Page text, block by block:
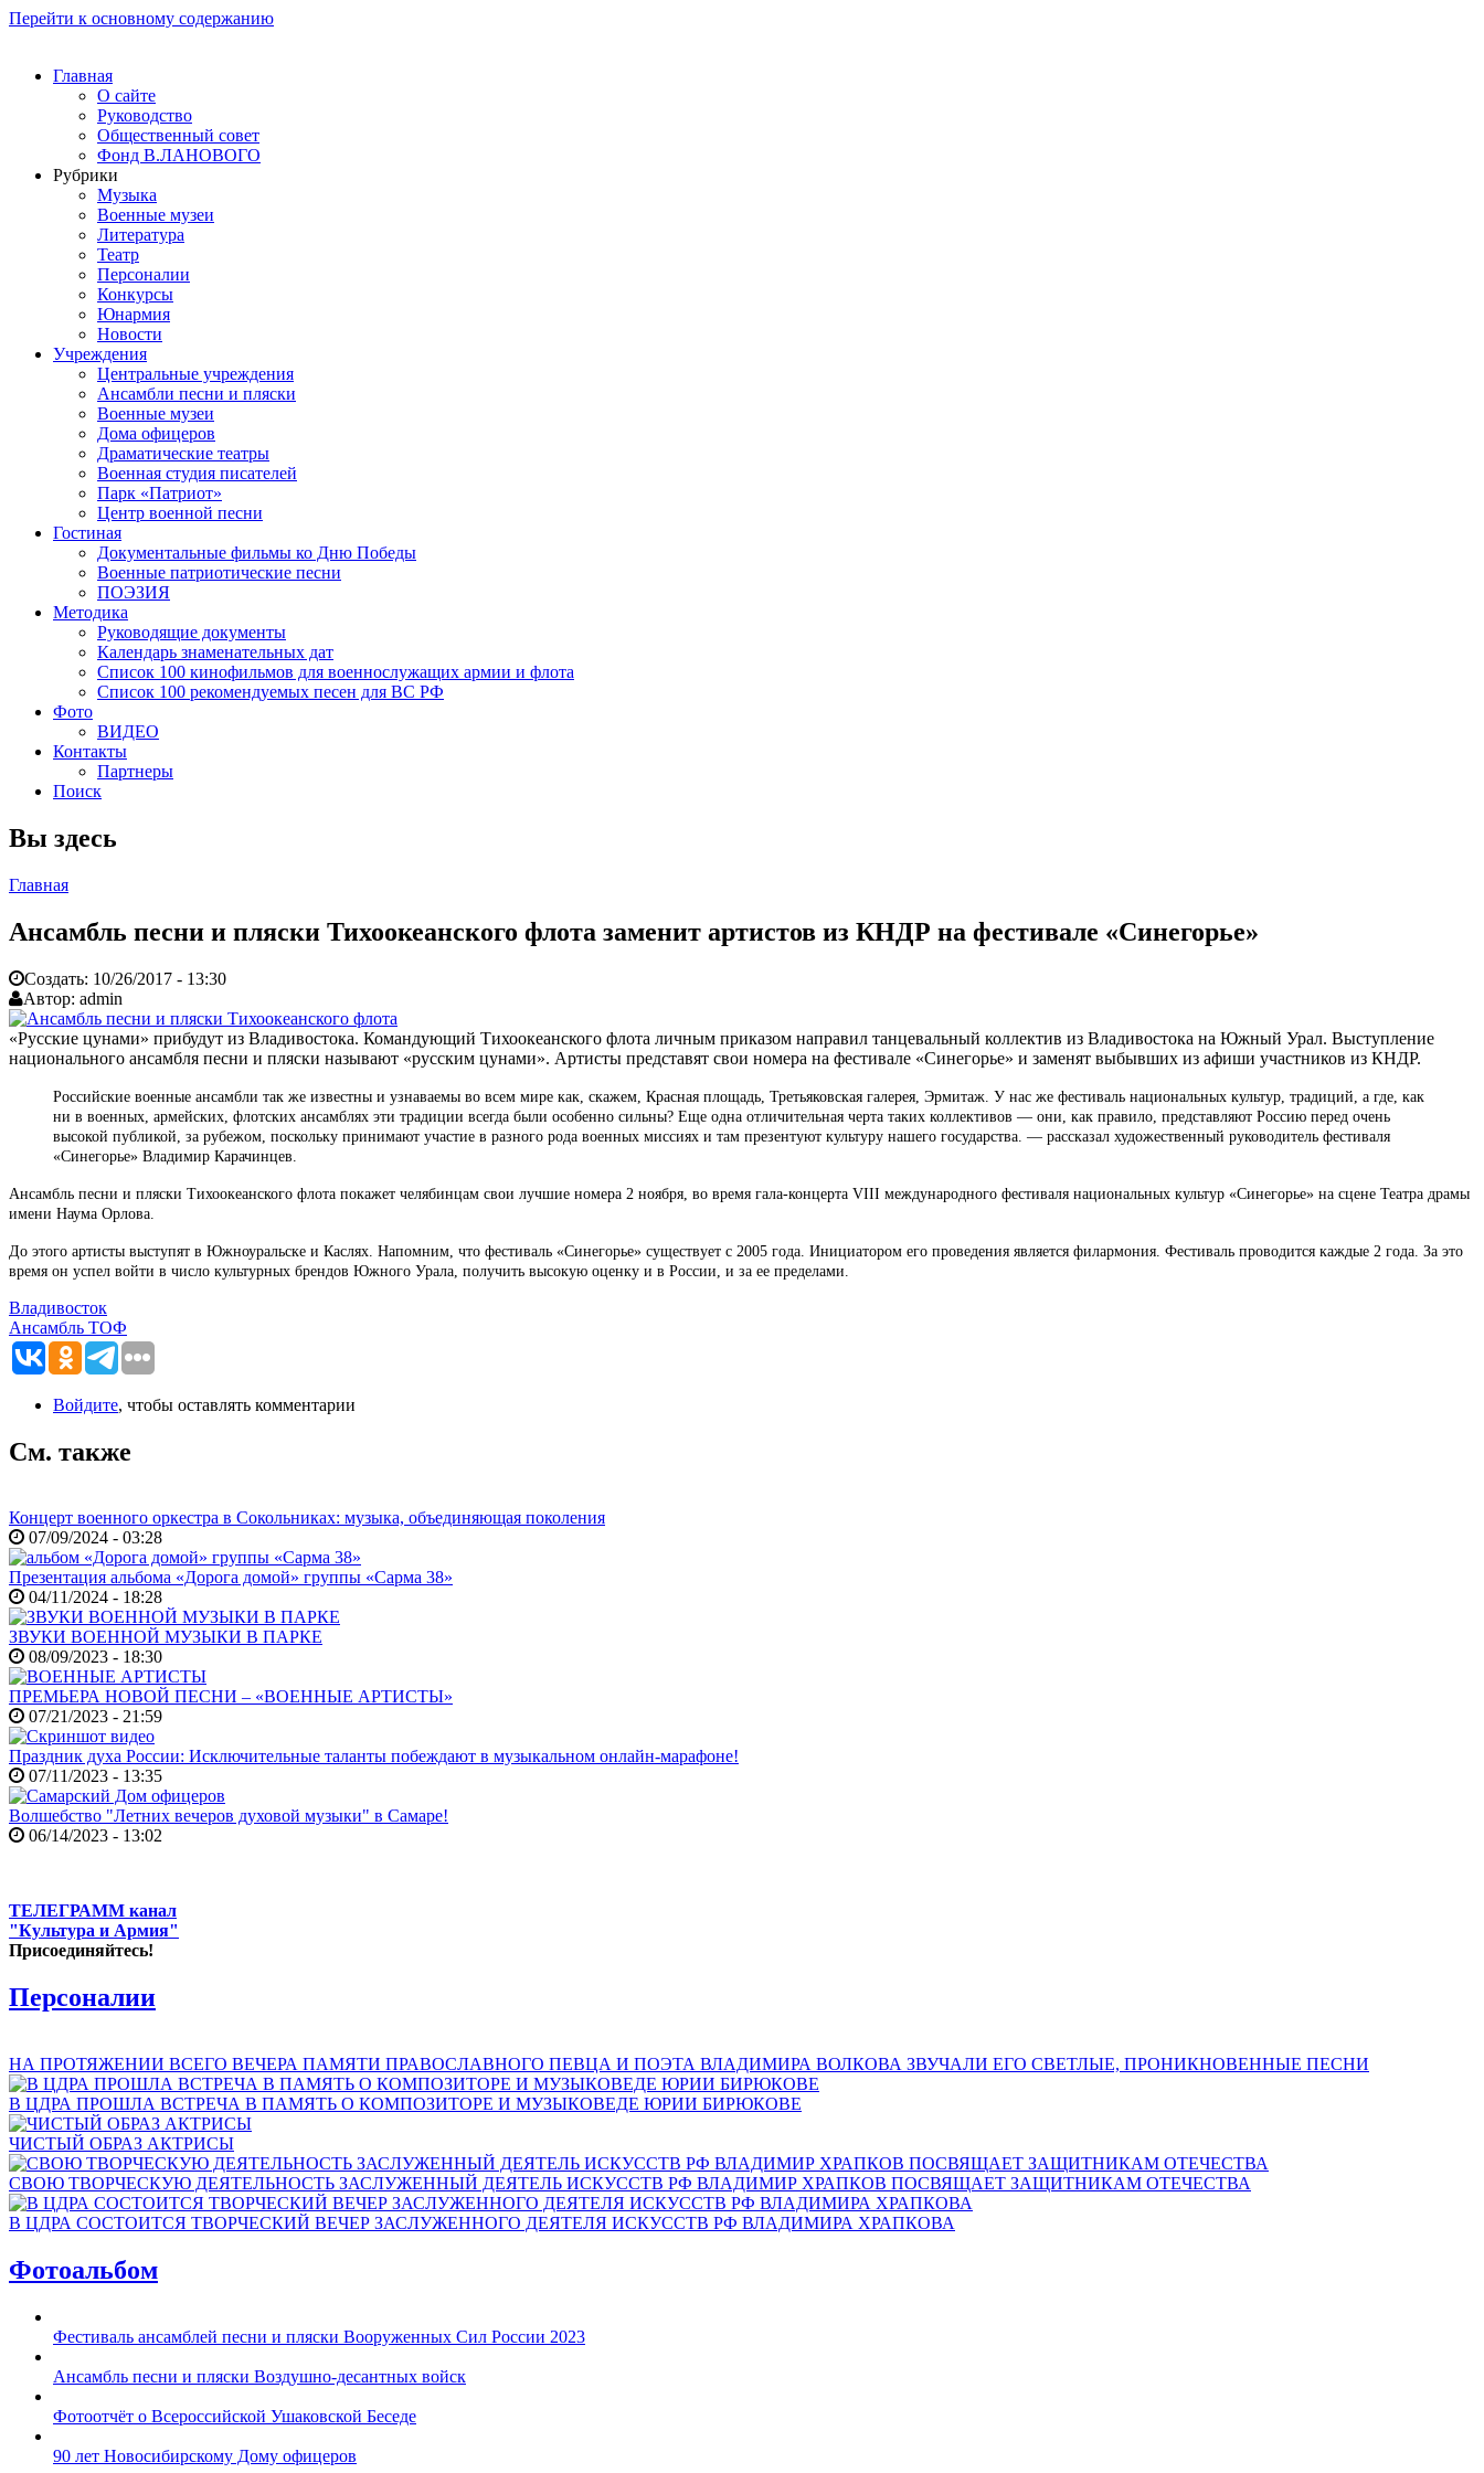
Перейти к основному содержанию
Главная
О сайте
Руководство
Общественный совет
Фонд В.ЛАНОВОГО
Рубрики
Музыка
Военные музеи
Литература
Театр
Персоналии
Конкурсы
Юнармия
Новости
Учреждения
Центральные учреждения
Ансамбли песни и пляски
Военные музеи
Дома офицеров
Драматические театры
Военная студия писателей
Парк «Патриот»
Центр военной песни
Гостиная
Документальные фильмы ко Дню Победы
Военные патриотические песни
ПОЭЗИЯ
Методика
Руководящие документы
Календарь знаменательных дат
Список 100 кинофильмов для военнослужащих армии и флота
Список 100 рекомендуемых песен для ВС РФ
Фото
ВИДЕО
Контакты
Партнеры
Поиск
Вы здесь
Главная
Ансамбль песни и пляски Тихоокеанского флота заменит артистов из КНДР на фестивале «Синегорье»
Создать: 10/26/2017 - 13:30
Автор: admin
«Русские цунами» прибудут из Владивостока. Командующий Тихоокеанского флота личным приказом направил танцевальный коллектив из Владивостока на Южный Урал. Выступление
национального ансамбля песни и пляски называют «русским цунами». Артисты представят свои номера на фестивале «Синегорье» и заменят выбывших из афиши участников из КНДР.
Российские военные ансамбли так же известны и узнаваемы во всем мире как, скажем, Красная площадь, Третьяковская галерея, Эрмитаж. У нас же фестиваль национальных культур, традиций, а где, как
ни в военных, армейских, флотских ансамблях эти традиции всегда были особенно сильны? Еще одна отличительная черта таких коллективов — они, как правило, представляют Россию перед очень
высокой публикой, за рубежом, поскольку принимают участие в разного рода военных миссиях и там презентуют культуру нашего государства. — рассказал художественный руководитель фестиваля
«Синегорье» Владимир Карачинцев.
Ансамбль песни и пляски Тихоокеанского флота покажет челябинцам свои лучшие номера 2 ноября, во время гала-концерта VIII международного фестиваля национальных культур «Синегорье» на сцене Театра драмы
имени Наума Орлова.
До этого артисты выступят в Южноуральске и Каслях. Напомним, что фестиваль «Синегорье» существует с 2005 года. Инициатором его проведения является филармония. Фестиваль проводится каждые 2 года. За это
время он успел войти в число культурных брендов Южного Урала, получить высокую оценку и в России, и за ее пределами.
Владивосток
Ансамбль ТОФ
Войдите, чтобы оставлять комментарии
См. также
Концерт военного оркестра в Сокольниках: музыка, объединяющая поколения
07/09/2024 - 03:28
Презентация альбома «Дорога домой» группы «Сарма 38»
04/11/2024 - 18:28
ЗВУКИ ВОЕННОЙ МУЗЫКИ В ПАРКЕ
08/09/2023 - 18:30
ПРЕМЬЕРА НОВОЙ ПЕСНИ – «ВОЕННЫЕ АРТИСТЫ»
07/21/2023 - 21:59
Праздник духа России: Исключительные таланты побеждают в музыкальном онлайн-марафоне!
07/11/2023 - 13:35
Волшебство "Летних вечеров духовой музыки" в Самаре!
06/14/2023 - 13:02
ТЕЛЕГРАММ канал
"Культура и Армия"
Присоединяйтесь!
Персоналии
НА ПРОТЯЖЕНИИ ВСЕГО ВЕЧЕРА ПАМЯТИ ПРАВОСЛАВНОГО ПЕВЦА И ПОЭТА ВЛАДИМИРА ВОЛКОВА ЗВУЧАЛИ ЕГО СВЕТЛЫЕ, ПРОНИКНОВЕННЫЕ ПЕСНИ
В ЦДРА ПРОШЛА ВСТРЕЧА В ПАМЯТЬ О КОМПОЗИТОРЕ И МУЗЫКОВЕДЕ ЮРИИ БИРЮКОВЕ
ЧИСТЫЙ ОБРАЗ АКТРИСЫ
СВОЮ ТВОРЧЕСКУЮ ДЕЯТЕЛЬНОСТЬ ЗАСЛУЖЕННЫЙ ДЕЯТЕЛЬ ИСКУССТВ РФ ВЛАДИМИР ХРАПКОВ ПОСВЯЩАЕТ ЗАЩИТНИКАМ ОТЕЧЕСТВА
В ЦДРА СОСТОИТСЯ ТВОРЧЕСКИЙ ВЕЧЕР ЗАСЛУЖЕННОГО ДЕЯТЕЛЯ ИСКУССТВ РФ ВЛАДИМИРА ХРАПКОВА
Фотоальбом
Фестиваль ансамблей песни и пляски Вооруженных Сил России 2023
Ансамбль песни и пляски Воздушно-десантных войск
Фотоотчёт о Всероссийской Ушаковской Беседе
90 лет Новосибирскому Дому офицеров